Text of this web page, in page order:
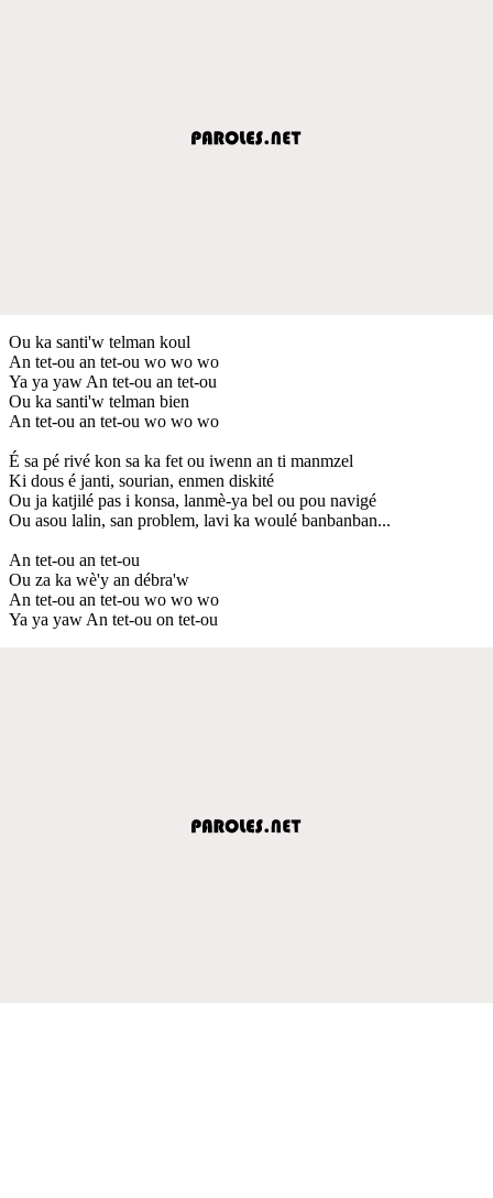
Ou ka santi'w telman koul
An tet-ou an tet-ou wo wo wo
Ya ya yaw An tet-ou an tet-ou
Ou ka santi'w telman bien
An tet-ou an tet-ou wo wo wo
É sa pé rivé kon sa ka fet ou iwenn an ti manmzel
Ki dous é janti, sourian, enmen diskité
Ou ja katjilé pas i konsa, lanmè-ya bel ou pou navigé
Ou asou lalin, san problem, lavi ka woulé banbanban...
An tet-ou an tet-ou
Ou za ka wè'y an débra'w
An tet-ou an tet-ou wo wo wo
Ya ya yaw An tet-ou on tet-ou